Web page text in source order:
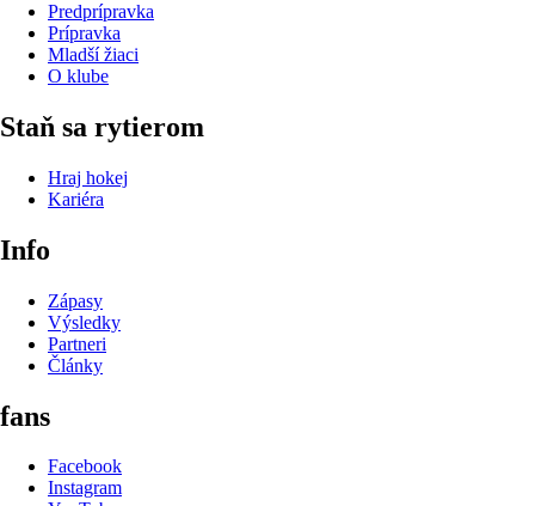
Predprípravka
Prípravka
Mladší žiaci
O klube
Staň sa rytierom
Hraj hokej
Kariéra
Info
Zápasy
Výsledky
Partneri
Články
fans
Facebook
Instagram